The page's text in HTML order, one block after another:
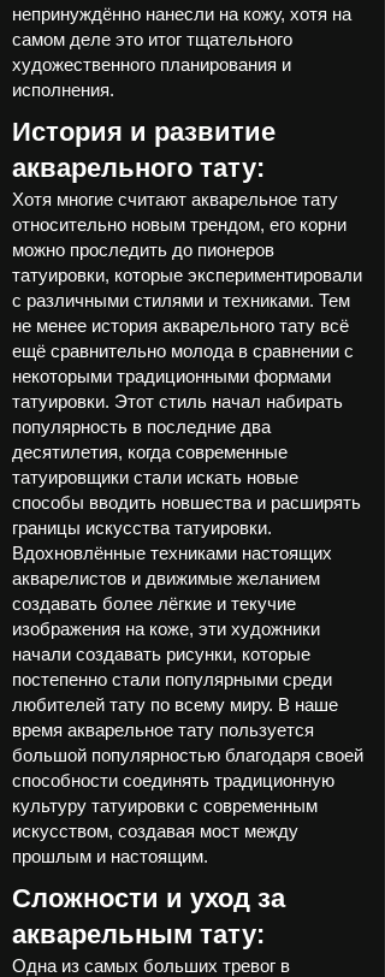
непринуждённо нанесли на кожу, хотя на
самом деле это итог тщательного
художественного планирования и
исполнения.
История и развитие
акварельного тату:
Хотя многие считают акварельное тату
относительно новым трендом, его корни
можно проследить до пионеров
татуировки, которые экспериментировали
с различными стилями и техниками. Тем
не менее история акварельного тату всё
ещё сравнительно молода в сравнении с
некоторыми традиционными формами
татуировки. Этот стиль начал набирать
популярность в последние два
десятилетия, когда современные
татуировщики стали искать новые
способы вводить новшества и расширять
границы искусства татуировки.
Вдохновлённые техниками настоящих
акварелистов и движимые желанием
создавать более лёгкие и текучие
изображения на коже, эти художники
начали создавать рисунки, которые
постепенно стали популярными среди
любителей тату по всему миру. В наше
время акварельное тату пользуется
большой популярностью благодаря своей
способности соединять традиционную
культуру татуировки с современным
искусством, создавая мост между
прошлым и настоящим.
Сложности и уход за
акварельным тату:
Одна из самых больших тревог в